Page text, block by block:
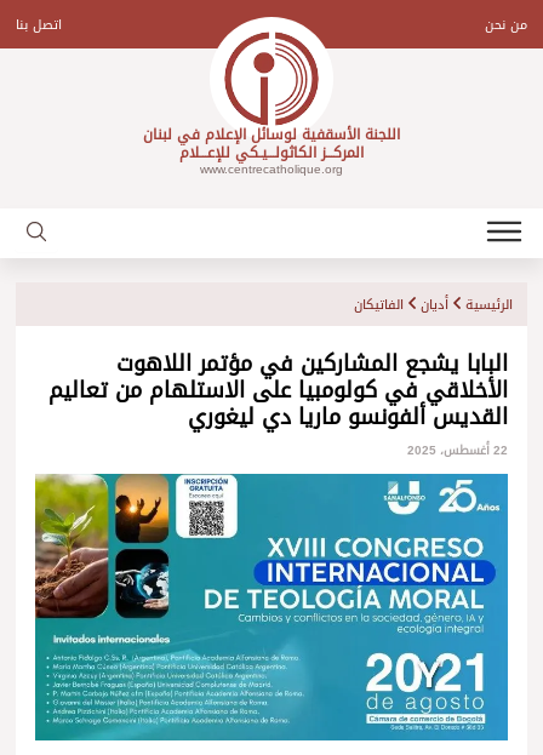
contentمن نحن اتصل بنا
اللجنة الأسقفية لوسائل الإعلام في لبنان
المركـــز الكاثولـــيـكي للإعـــلام
www.centrecatholique.org
الرئيسية أديان الفاتيكان
البابا يشجع المشاركين في مؤتمر اللاهوت
الأخلاقي في كولومبيا على الاستلهام من تعاليم
القديس ألفونسو ماريا دي ليغوري
22 أغسطس، 2025